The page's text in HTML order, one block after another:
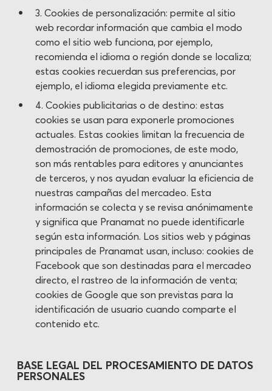
3. Cookies de personalización: permite al sitio
web recordar información que cambia el modo
como el sitio web funciona, por ejemplo,
recomienda el idioma o región donde se localiza;
estas cookies recuerdan sus preferencias, por
ejemplo, el idioma elegida previamente etc.
4. Cookies publicitarias o de destino: estas
cookies se usan para exponerle promociones
actuales. Estas cookies limitan la frecuencia de
demostración de promociones, de este modo,
son más rentables para editores y anunciantes
de terceros, y nos ayudan evaluar la eficiencia de
nuestras campañas del mercadeo. Esta
información se colecta y se revisa anónimamente
y significa que Pranamat no puede identificarle
según esta información. Los sitios web y páginas
principales de Pranamat usan, incluso: cookies de
Facebook que son destinadas para el mercadeo
directo, el rastreo de la información de venta;
cookies de Google que son previstas para la
identificación de usuario cuando comparte el
contenido etc.
BASE LEGAL DEL PROCESAMIENTO DE DATOS
PERSONALES